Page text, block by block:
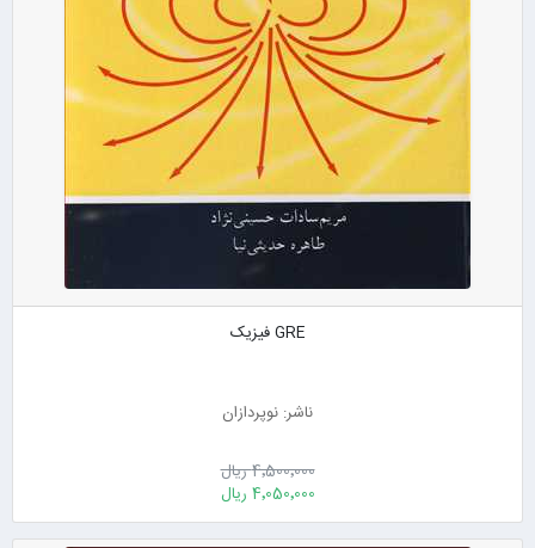
GRE فیزیک
ناشر: نوپردازان
4٬500٬000 ریال
4٬050٬000 ریال